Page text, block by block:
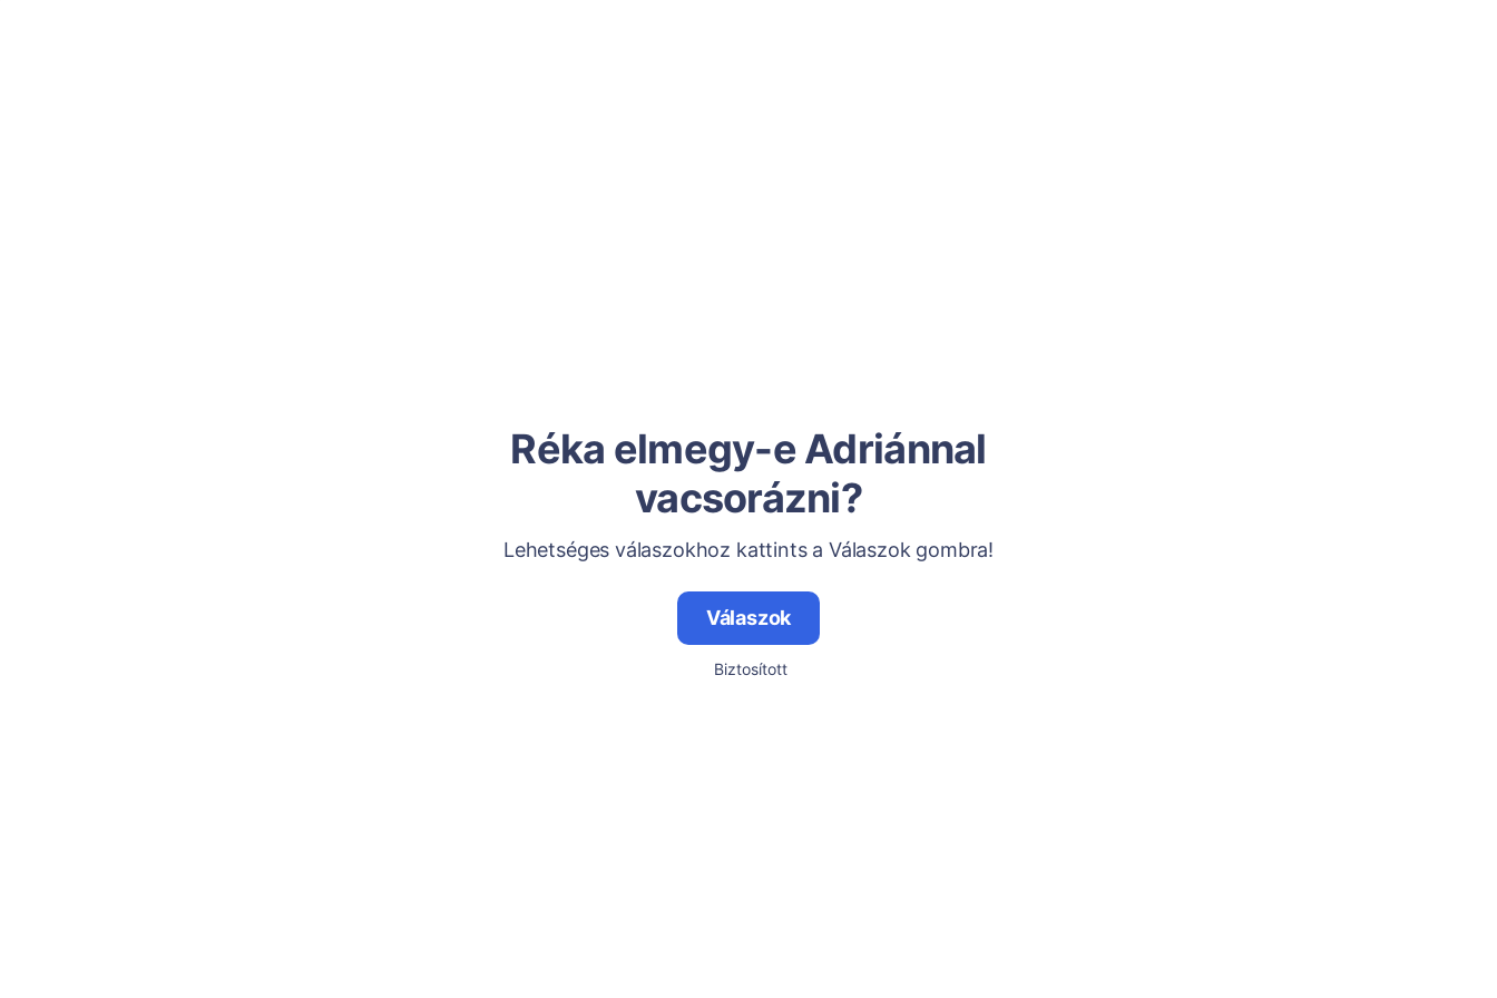
Réka elmegy-e Adriánnal
vacsorázni?
Lehetséges válaszokhoz kattints a Válaszok gombra!
Válaszok
Biztosított